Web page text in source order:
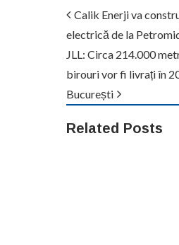
Calik Enerji va
electrică de la
JLL: Circa 214.000
birouri vor fi livrați în
București
Related Posts